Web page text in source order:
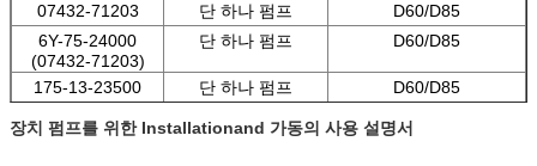
07432-71203 단 하나 펌프
D60/D85
6Y-75-24000
(07432-71203)
단 하나 펌프 D60/D85
175-13-23500 단 하나 펌프
D60/D85
705-51-20800
두 배 펌프
D65P-12
장치 펌프를 위한 Installationand 가동의 사용 설명서